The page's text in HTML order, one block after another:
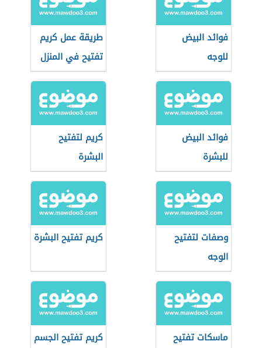
فوائد البيض
للوجه
طريقة عمل كريم
تفتيح في المنزل
فوائد البيض
للبشرة
كريم لتفتيح
البشرة
وصفات لتفتيح
الوجه
كريم تفتيح البشرة
ماسكات تفتيح
كريم تفتيح الجسم